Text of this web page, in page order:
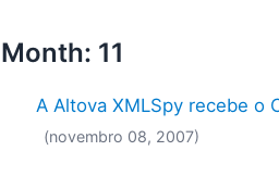
Month: 11
A Altova XMLSpy recebe o
(novembro 08, 2007)